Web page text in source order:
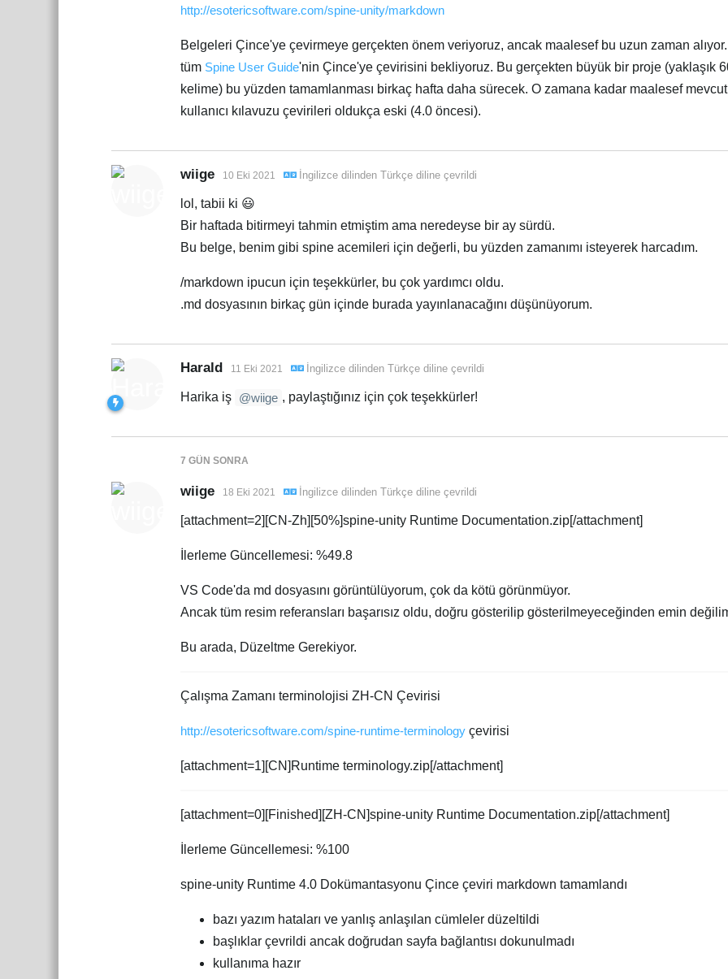
http://esotericsoftware.com/spine-unity/markdown
Belgeleri Çince'ye çevirmeye gerçekten önem veriyoruz, ancak maalesef bu uzun zaman
tüm Spine User Guide'nin Çince'ye çevirisini bekliyoruz. Bu gerçekten büyük bir proje (yaklaşık
kelime) bu yüzden tamamlanması birkaç hafta daha sürecek. O zamana kadar maalesef
kullanıcı kılavuzu çevirileri oldukça eski (4.0 öncesi).
wiige 10 Eki 2021 İngilizce dilinden Türkçe diline çevrildi
lol, tabii ki 😃
Bir haftada bitirmeyi tahmin etmiştim ama neredeyse bir ay sürdü.
Bu belge, benim gibi spine acemileri için değerli, bu yüzden zamanımı isteyerek harcadım.
/markdown ipucun için teşekkürler, bu çok yardımcı oldu.
.md dosyasının birkaç gün içinde burada yayınlanacağını düşünüyorum.
Harald 11 Eki 2021 İngilizce dilinden Türkçe diline çevrildi
Harika iş @wiige , paylaştığınız için çok teşekkürler!
7 GÜN SONRA
wiige 18 Eki 2021 İngilizce dilinden Türkçe diline çevrildi
[attachment=2][CN-Zh][50%]spine-unity Runtime Documentation.zip[/attachment]
İlerleme Güncellemesi: %49.8
VS Code'da md dosyasını görüntülüyorum, çok da kötü görünmüyor.
Ancak tüm resim referansları başarısız oldu, doğru gösterilip gösterilmeyeceğinden emin
Bu arada, Düzeltme Gerekiyor.
Çalışma Zamanı terminolojisi ZH-CN Çevirisi
http://esotericsoftware.com/spine-runtime-terminology çevirisi
[attachment=1][CN]Runtime terminology.zip[/attachment]
[attachment=0][Finished][ZH-CN]spine-unity Runtime Documentation.zip[/attachment]
İlerleme Güncellemesi: %100
spine-unity Runtime 4.0 Dokümantasyonu Çince çeviri markdown tamamlandı
bazı yazım hataları ve yanlış anlaşılan cümleler düzeltildi
başlıklar çevrildi ancak doğrudan sayfa bağlantısı dokunulmadı
kullanıma hazır